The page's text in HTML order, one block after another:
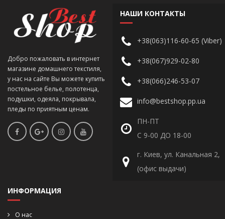
Добро пожаловать в интернет
магазине домашнего текстиля,
у нас на сайте Вы можете купить
постельное белье, полотенца,
подушки, одеяла, покрывала,
пледы по приятным ценам.
НАШИ КОНТАКТЫ
+38(063)116-60-65 (Viber)
+38(067)929-02-80
+38(066)246-53-07
info@bestshop.pp.ua
ПН-ПТ
С 9-00 ДО 18-00
г. Киев, ул. Канальная 2,
(офис выдачи)
ИНФОРМАЦИЯ
О нас